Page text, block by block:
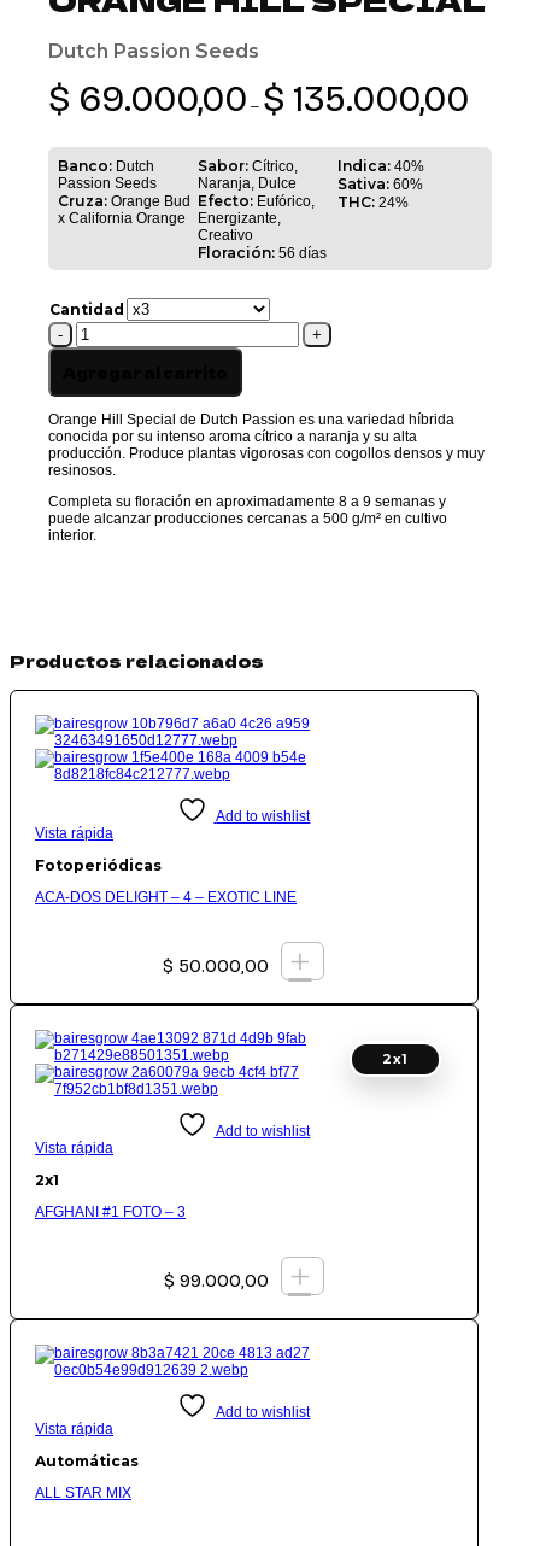
Dutch Passion Seeds
$ 69.000,00 – $ 135.000,00
$
Banco:Dutch
Passion Seeds
Cruza:Orange Bud
x California Orange
Sabor: Cítrico,
Naranja, Dulce
Efecto: Eufórico,
Energizante,
Creativo
Floración: 56 días
Indica: 40%
Sativa: 60%
THC: 24%
Cantidad
ORANGE
HILL
Orange Hill Special de Dutch Passion es una variedad híbrida
conocida por su intenso aroma cítrico a naranja y su alta
producción. Produce plantas vigorosas con cogollos densos y muy
resinosos.
Completa su floración en aproximadamente 8 a 9 semanas y
puede alcanzar producciones cercanas a 500 g/m² en cultivo
interior.
Productos relacionados
Add to wishlist
Vista rápida
Fotoperiódicas
ACA-DOS DELIGHT – 4 – EXOTIC LINE
$ 50.000,00 +
2x1
Add to wishlist
Vista rápida
2x1
AFGHANI #1 FOTO – 3
$ 99.000,00 +
Add to wishlist
Vista rápida
Automáticas
ALL STAR MIX